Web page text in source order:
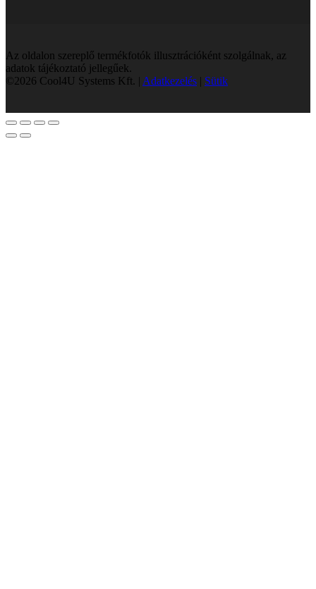
Az oldalon szereplő termékfotók illusztrációként szolgálnak, az
adatok tájékoztató jellegűek.
©2026 Cool4U Systems Kft. | Adatkezelés | Sütik